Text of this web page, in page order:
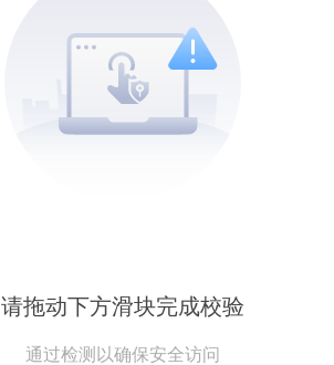
请拖动下方滑块完成校验
通过检测以确保安全访问